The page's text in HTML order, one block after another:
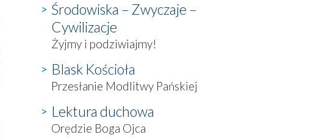
Środowiska – Zwyczaje –
Cywilizacje
Żyjmy i podziwiajmy!
Blask Kościoła
Przesłanie Modlitwy Pańskiej
Lektura duchowa
Orędzie Boga Ojca